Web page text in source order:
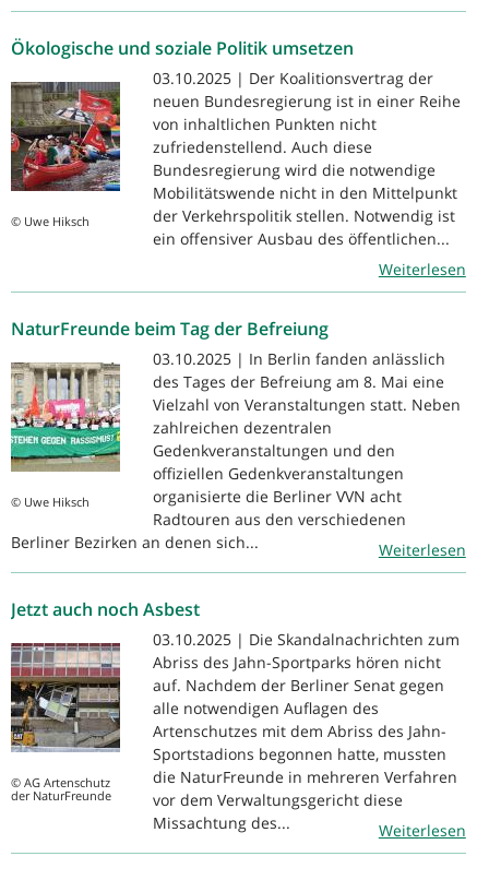
Ökologische und soziale Politik umsetzen
© Uwe Hiksch
03.10.2025 | Der Koalitionsvertrag der
neuen Bundesregierung ist in einer Reihe
von inhaltlichen Punkten nicht
zufriedenstellend. Auch diese
Bundesregierung wird die notwendige
Mobilitätswende nicht in den Mittelpunkt
der Verkehrspolitik stellen. Notwendig ist
ein offensiver Ausbau des öffentlichen...
Weiterlesen
NaturFreunde beim Tag der Befreiung
© Uwe Hiksch
03.10.2025 | In Berlin fanden anlässlich
des Tages der Befreiung am 8. Mai eine
Vielzahl von Veranstaltungen statt. Neben
zahlreichen dezentralen
Gedenkveranstaltungen und den
offiziellen Gedenkveranstaltungen
organisierte die Berliner VVN acht
Radtouren aus den verschiedenen
Berliner Bezirken an denen sich...
Weiterlesen
Jetzt auch noch Asbest
© AG Artenschutz
der NaturFreunde
03.10.2025 | Die Skandalnachrichten zum
Abriss des Jahn-Sportparks hören nicht
auf. Nachdem der Berliner Senat gegen
alle notwendigen Auflagen des
Artenschutzes mit dem Abriss des Jahn-
Sportstadions begonnen hatte, mussten
die NaturFreunde in mehreren Verfahren
vor dem Verwaltungsgericht diese
Missachtung des...
Weiterlesen